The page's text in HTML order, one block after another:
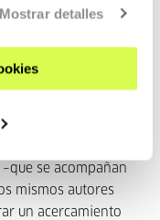
Mostrar detalles
Fímicos viene
se acompañan
mismos autores
un acercamiento